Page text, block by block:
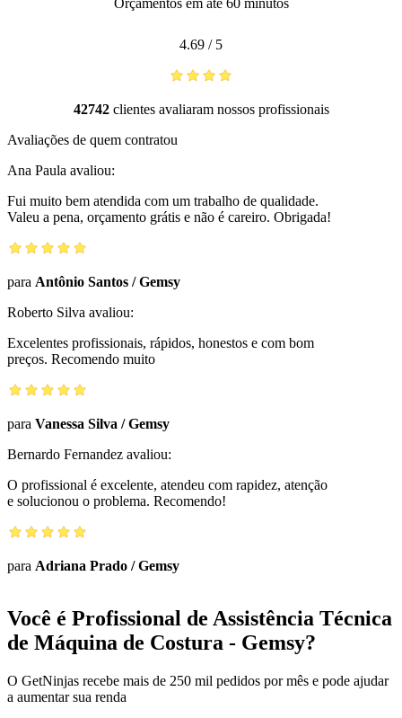
Orçamentos em até 60 minutos
4.69 / 5
42742clientes avaliaram nossos profissionais
Avaliações de quem contratou
Ana Paula avaliou:
Fui muito bem atendida com um trabalho de qualidade.
Valeu a pena, orçamento grátis e não é careiro. Obrigada!
para Antônio Santos /Gemsy
Roberto Silva avaliou:
Excelentes profissionais, rápidos, honestos e com bom
preços. Recomendo muito
para Vanessa Silva /Gemsy
Bernardo Fernandez avaliou:
O profissional é excelente, atendeu com rapidez, atenção
e solucionou o problema. Recomendo!
para Adriana Prado /Gemsy
Você é Profissional de Assistência Técnica
de Máquina de Costura - Gemsy?
O GetNinjas recebe mais de 250 mil pedidos por mês e pode ajudar
a aumentar sua renda